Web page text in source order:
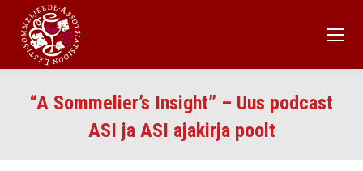
“A Sommelier’s Insight” – Uus podcast
ASI ja ASI ajakirja poolt